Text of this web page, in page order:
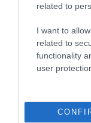
related to
I want to
related to
functionality
user
ΤΡΑΠΕΖΕΣ
10.07.2025